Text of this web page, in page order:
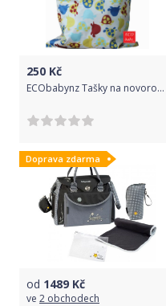
250 Kč
ECObabynz Tašky na novorozenecké pleny Voděodolná taška 2 zipy na dětské látkové pleny - Želva, HLADKÁ
Doprava zdarma
od 1489 Kč
ve 2 obchodech